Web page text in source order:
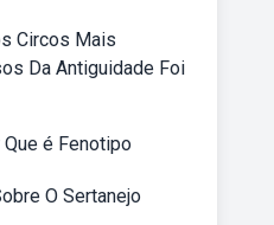
Circos Mais
Da Antiguidade Foi
é Fenotipo
O Sertanejo